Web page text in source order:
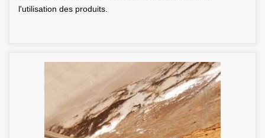
l'utilisation des produits.